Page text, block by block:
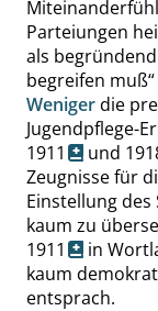
Parteiungen
als
begreifen muß“
Wenigerdie
Jugendpflege-
1911
und
Zeugnisse für
Einstellung
kaum zu
1911
in
kaum
entsprach.